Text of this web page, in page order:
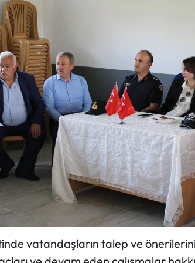
vatandaşların talep ve